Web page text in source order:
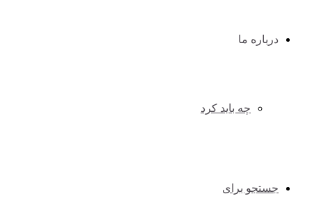
درباره ما
چه باید کرد
جستجو برای